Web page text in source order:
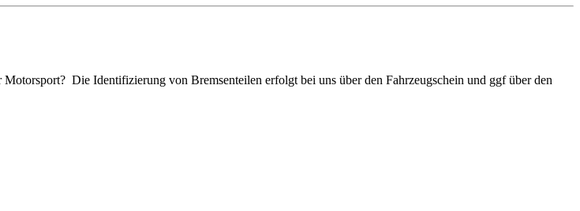
Die Identifizierung von Bremsenteilen erfolgt bei uns über den Fahrzeugschein und ggf über den